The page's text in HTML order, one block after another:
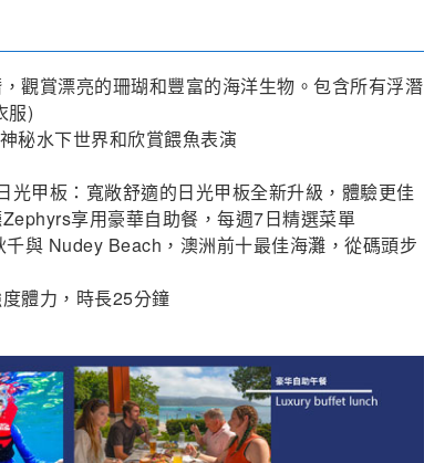
觀賞漂亮的珊瑚和豐富的海洋生物。包含所有浮潛
服)
秘水下世界和欣賞餵魚表演
甲板：寬敞舒適的日光甲板全新升級，體驗更佳
享用豪華自助餐，每週7日精選菜單
千與 Nudey Beach ，澳洲前十最佳海灘，從碼頭步
體力，時長25分鐘